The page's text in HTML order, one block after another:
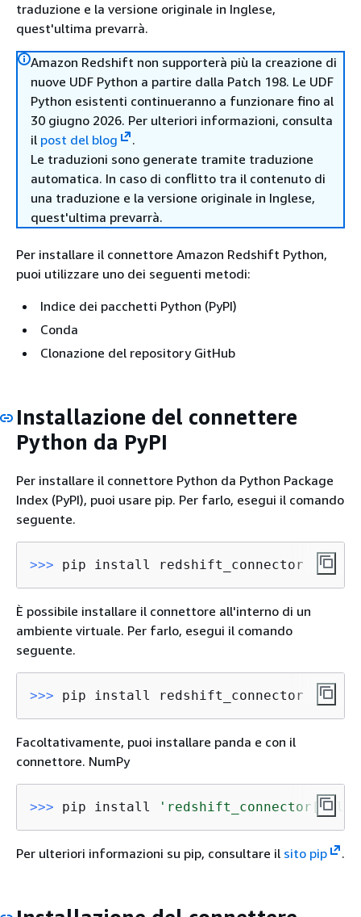
traduzione e la versione originale in Inglese,
quest'ultima prevarrà.
Amazon Redshift non supporterà più la creazione di
nuove UDF Python a partire dalla Patch 198. Le UDF
Python esistenti continueranno a funzionare fino al
30 giugno 2026. Per ulteriori informazioni, consulta
il post del blog
.
Le traduzioni sono generate tramite traduzione
automatica. In caso di conflitto tra il contenuto di
una traduzione e la versione originale in Inglese,
quest'ultima prevarrà.
Per installare il connettore Amazon Redshift Python,
puoi utilizzare uno dei seguenti metodi:
Indice dei pacchetti Python (PyPI)
Conda
Clonazione del repository GitHub
Installazione del connettere
Python da PyPI
Per installare il connettore Python da Python Package
Index (PyPI), puoi usare pip. Per farlo, esegui il comando
seguente.
>>> pip install redshift_connector
È possibile installare il connettore all'interno di un
ambiente virtuale. Per farlo, esegui il comando
seguente.
>>> pip install redshift_connector
Facoltativamente, puoi installare panda e con il
connettore. NumPy
>>> pip install
Per ulteriori informazioni su pip, consultare il sito pip .